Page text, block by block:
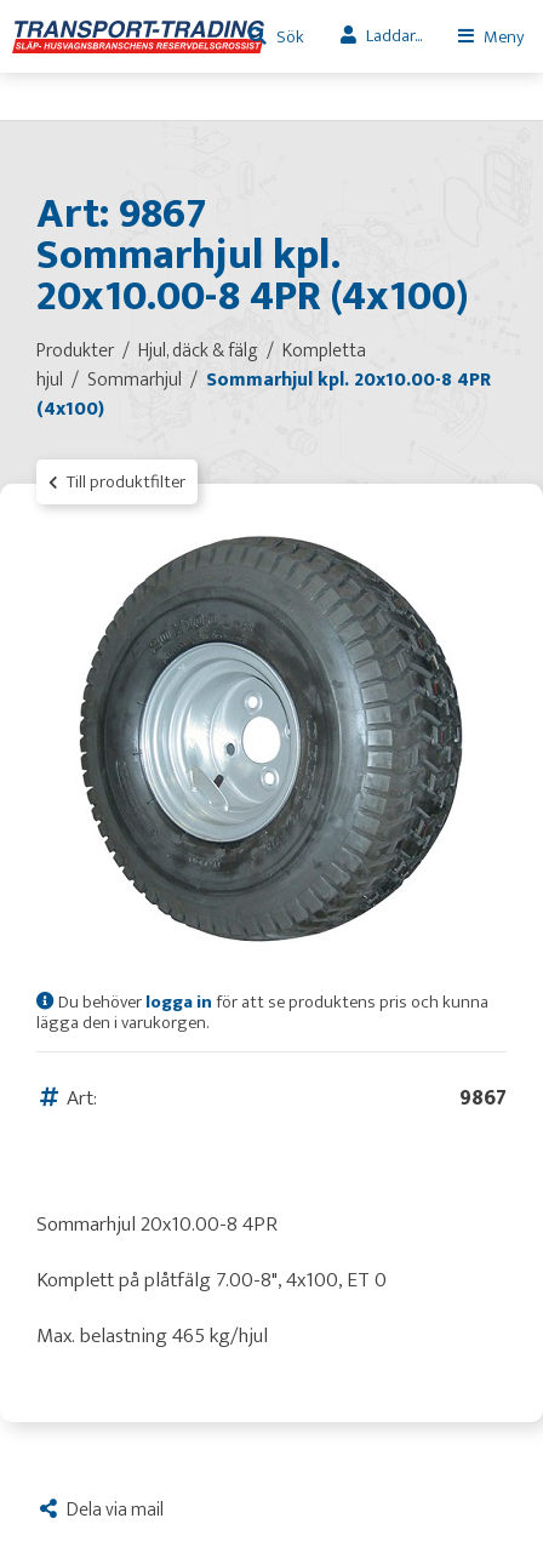
Sök Laddar... Meny
Art: 9867
Sommarhjul kpl.
20x10.00-8 4PR (4x100)
Produkter Hjul, däck & fälg
Kompletta
hjul
Sommarhjul
Sommarhjul kpl. 20x10.00-8 4PR
(4x100)
Till produktfilter
Du behöverlogga inför att se produktens pris och kunna
lägga den i varukorgen.
Art: 9867
Sommarhjul 20x10.00-8 4PR
Komplett på plåtfälg 7.00-8", 4x100, ET 0
Max. belastning 465 kg/hjul
Dela via mail